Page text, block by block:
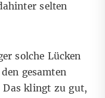
selten
solche Lücken
gesamten
Das klingt zu gut,